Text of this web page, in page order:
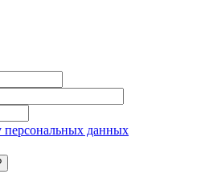
персональных данных